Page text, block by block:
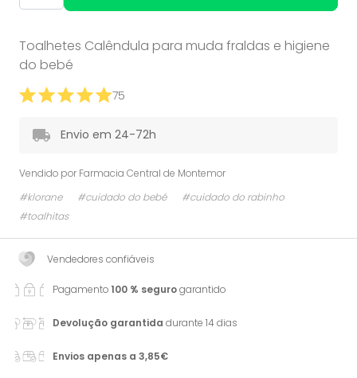
Toalhetes Calêndula para muda fraldas e higiene
do bebé
75
Envio em 24-72h
Vendido por Farmacia Central de Montemor
#klorane
#cuidado do bebé
#cuidado do rabinho
#toalhitas
Vendedores confiáveis
Pagamento100 % segurogarantido
Devolução garantida durante 14 dias
Envios apenas a 3,85€